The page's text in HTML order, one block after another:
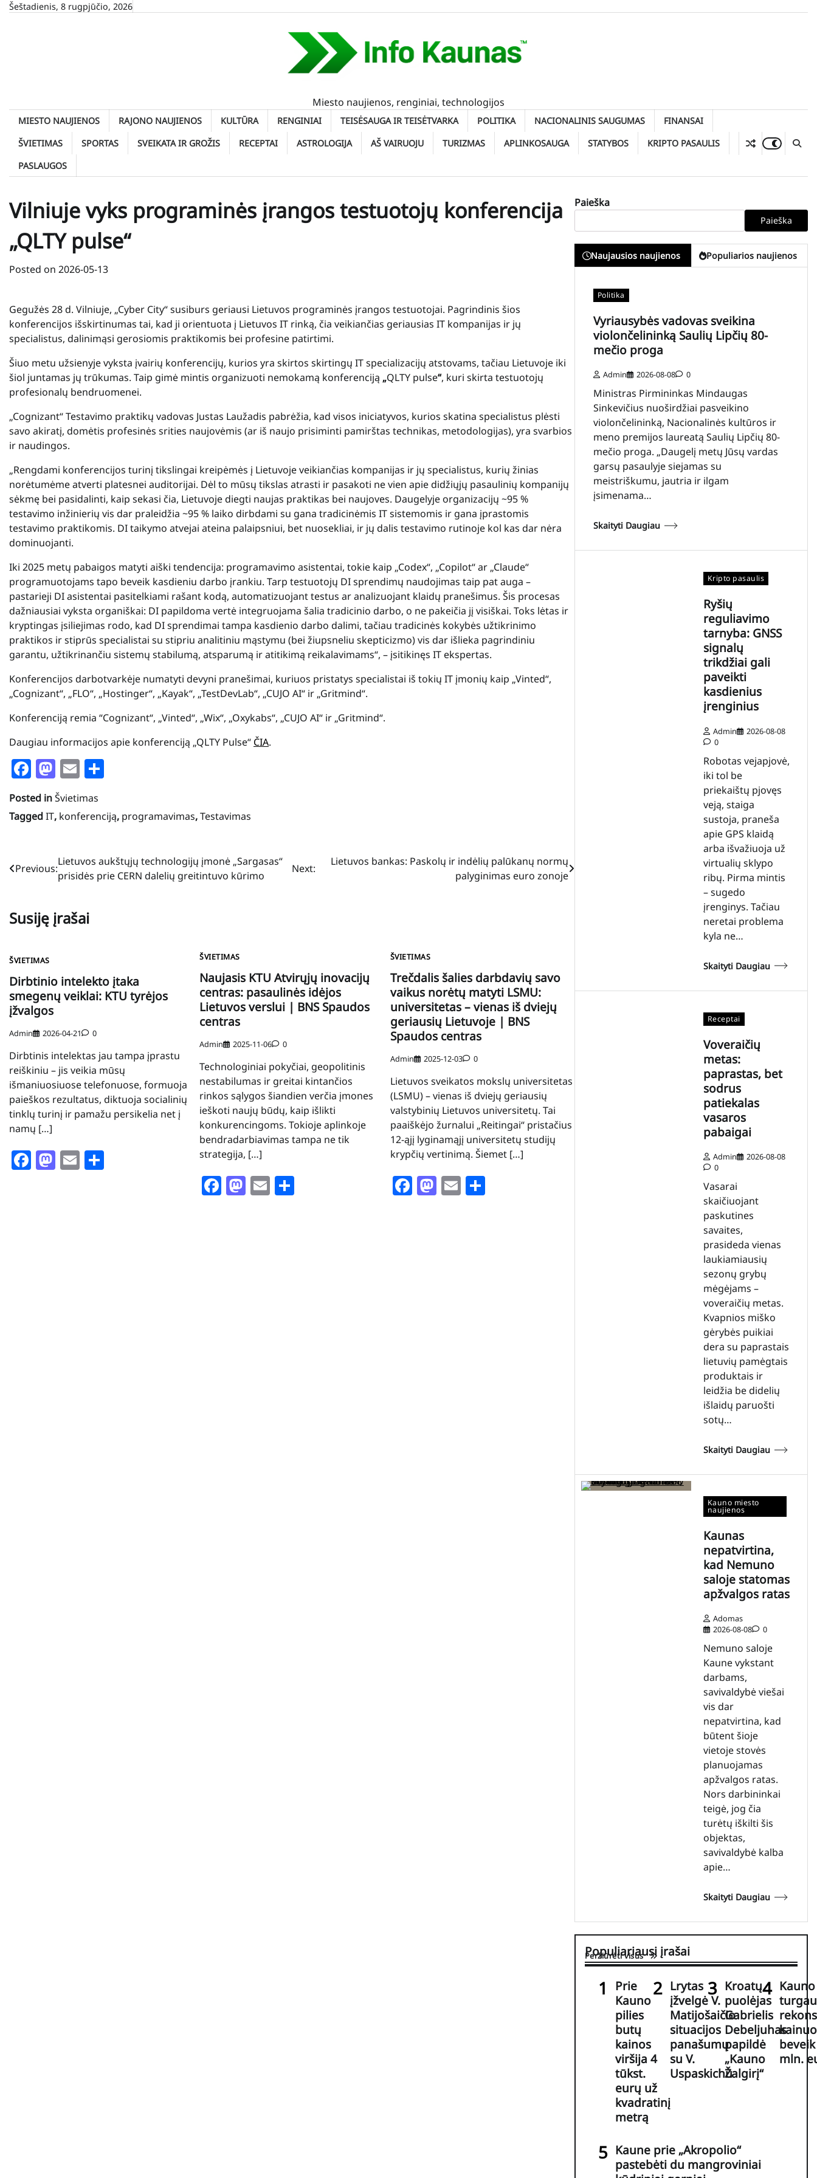
SkipŠeštadienis, 8 rugpjūčio, 2026
Miesto naujienos, renginiai, technologijos
MIESTO NAUJIENOS RAJONO NAUJIENOS KULTŪRA RENGINIAI TEISĖSAUGA IR TEISĖTVARKA POLITIKA NACIONALINIS SAUGUMAS
FINANSAI
ŠVIETIMAS
SPORTAS SVEIKATA IR GROŽIS RECEPTAI ASTROLOGIJA AŠ VAIRUOJU TURIZMAS APLINKOSAUGA STATYBOS
KRIPTO PASAULIS
PASLAUGOS
Vilniuje vyks programinės įrangos testuotojų konferencija
„QLTY pulse“
Posted on 2026-05-13
Gegužės 28 d. Vilniuje, „Cyber City“ susiburs geriausi Lietuvos programinės įrangos testuotojai. Pagrindinis šios
konferencijos išskirtinumas tai, kad ji orientuota į Lietuvos IT rinką, čia veikiančias geriausias IT kompanijas ir jų
specialistus, dalinimąsi gerosiomis praktikomis bei profesine patirtimi.
Šiuo metu užsienyje vyksta įvairių konferencijų, kurios yra skirtos skirtingų IT specializacijų atstovams, tačiau Lietuvoje iki
šiol juntamas jų trūkumas. Taip gimė mintis organizuoti nemokamą konferenciją „QLTY pulse“, kuri skirta testuotojų
profesionalų bendruomenei.
„Cognizant“ Testavimo praktikų vadovas Justas Laužadis pabrėžia, kad visos iniciatyvos, kurios skatina specialistus plėsti
savo akiratį, domėtis profesinės srities naujovėmis (ar iš naujo prisiminti pamirštas technikas, metodologijas), yra svarbios
ir naudingos.
„Rengdami konferencijos turinį tikslingai kreipėmės į Lietuvoje veikiančias kompanijas ir jų specialistus, kurių žinias
norėtumėme atverti platesnei auditorijai. Dėl to mūsų tikslas atrasti ir pasakoti ne vien apie didžiųjų pasaulinių kompanijų
sėkmę bei pasidalinti, kaip sekasi čia, Lietuvoje diegti naujas praktikas bei naujoves. Daugelyje organizacijų ~95 %
testavimo inžinierių vis dar praleidžia ~95 % laiko dirbdami su gana tradicinėmis IT sistemomis ir gana įprastomis
testavimo praktikomis. DI taikymo atvejai ateina palaipsniui, bet nuosekliai, ir jų dalis testavimo rutinoje kol kas dar nėra
dominuojanti.
Iki 2025 metų pabaigos matyti aiški tendencija: programavimo asistentai, tokie kaip „Codex“, „Copilot“ ar „Claude“
programuotojams tapo beveik kasdieniu darbo įrankiu. Tarp testuotojų DI sprendimų naudojimas taip pat auga –
pastarieji DI asistentai pasitelkiami rašant kodą, automatizuojant testus ar analizuojant klaidų pranešimus. Šis procesas
dažniausiai vyksta organiškai: DI papildoma vertė integruojama šalia tradicinio darbo, o ne pakeičia jį visiškai. Toks lėtas ir
kryptingas įsiliejimas rodo, kad DI sprendimai tampa kasdienio darbo dalimi, tačiau tradicinės kokybės užtikrinimo
praktikos ir stiprūs specialistai su stipriu analitiniu mąstymu (bei žiupsneliu skepticizmo) vis dar išlieka pagrindiniu
garantu, užtikrinančiu sistemų stabilumą, atsparumą ir atitikimą reikalavimams“, – įsitikinęs IT ekspertas.
Konferencijos darbotvarkėje numatyti devyni pranešimai, kuriuos pristatys specialistai iš tokių IT įmonių kaip „Vinted“,
„Cognizant“, „FLO“, „Hostinger“, „Kayak“, „TestDevLab“, „CUJO AI“ ir „Gritmind“.
Konferenciją remia “Cognizant“, „Vinted“, „Wix“, „Oxykabs“, „CUJO AI“ ir „Gritmind“.
Daugiau informacijos apie konferenciją „QLTY Pulse“ ČIA.
Facebook
Mastodon
Email
Posted inŠvietimas
TaggedIT, konferenciją, programavimas,Testavimas
Navigacija
įrašų
Previous:
Lietuvos aukštųjų technologijų įmonė „Sargasas“
prisidės prie CERN dalelių greitintuvo kūrimo
Next:
Lietuvos bankas: Paskolų ir indėlių palūkanų normų
palyginimas euro zonoje
Susiję įrašai
ŠVIETIMAS
Dirbtinio intelekto įtaka
smegenų veiklai: KTU tyrėjos
įžvalgos
Admin 2026-04-21 0
Dirbtinis intelektas jau tampa įprastu
reiškiniu – jis veikia mūsų
išmaniuosiuose telefonuose, formuoja
paieškos rezultatus, diktuoja socialinių
tinklų turinį ir pamažu persikelia net į
namų […]
Facebook
Mastodon
Email
ŠVIETIMAS
Naujasis KTU Atvirųjų inovacijų
centras: pasaulinės idėjos
Lietuvos verslui | BNS Spaudos
centras
Admin 2025-11-06 0
Technologiniai pokyčiai, geopolitinis
nestabilumas ir greitai kintančios
rinkos sąlygos šiandien verčia įmones
ieškoti naujų būdų, kaip išlikti
konkurencingoms. Tokioje aplinkoje
bendradarbiavimas tampa ne tik
strategija, […]
Facebook
Mastodon
Email
ŠVIETIMAS
Trečdalis šalies darbdavių savo
vaikus norėtų matyti LSMU:
universitetas – vienas iš dviejų
geriausių Lietuvoje | BNS
Spaudos centras
Admin 2025-12-03 0
Lietuvos sveikatos mokslų universitetas
(LSMU) – vienas iš dviejų geriausių
valstybinių Lietuvos universitetų. Tai
paaiškėjo žurnalui „Reitingai“ pristačius
12-ąjį lyginamąjį universitetų studijų
krypčių vertinimą. Šiemet […]
Facebook
Mastodon
EmailShare
Paieška
Paieška
Naujausios naujienos Populiarios naujienos
Politika
Vyriausybės vadovas sveikina
violončelininką Saulių Lipčių 80-
mečio proga
Admin 2026-08-08 0
Ministras Pirmininkas Mindaugas
Sinkevičius nuoširdžiai pasveikino
violončelininką, Nacionalinės kultūros ir
meno premijos laureatą Saulių Lipčių 80-
mečio proga. „Daugelį metų Jūsų vardas
garsų pasaulyje siejamas su
meistriškumu, jautria ir ilgam
įsimenama…
Skaityti Daugiau
Kripto pasaulis
Ryšių
reguliavimo
tarnyba: GNSS
signalų
trikdžiai gali
paveikti
kasdienius
įrenginius
Admin
2026-08-08
0
Robotas vejapjovė,
iki tol be
priekaištų pjovęs
veją, staiga
sustoja, praneša
apie GPS klaidą
arba išvažiuoja už
virtualių sklypo
ribų. Pirma mintis
– sugedo
įrenginys. Tačiau
neretai problema
kyla ne…
Skaityti Daugiau
Receptai
Voveraičių
metas:
paprastas, bet
sodrus
patiekalas
vasaros
pabaigai
Admin
2026-08-08
0
Vasarai
skaičiuojant
paskutines
savaites,
prasideda vienas
laukiamiausių
sezonų grybų
mėgėjams –
voveraičių metas.
Kvapnios miško
gėrybės puikiai
dera su paprastais
lietuvių pamėgtais
produktais ir
leidžia be didelių
išlaidų paruošti
sotų…
Skaityti Daugiau
Kauno miesto
naujienos
Kaunas
nepatvirtina,
kad Nemuno
saloje statomas
apžvalgos ratas
Adomas
2026-08-08
0
Nemuno saloje
Kaune vykstant
darbams,
savivaldybė viešai
vis dar
nepatvirtina, kad
būtent šioje
vietoje stovės
planuojamas
apžvalgos ratas.
Nors darbininkai
teigė, jog čia
turėtų iškilti šis
objektas,
savivaldybė kalba
apie…
Skaityti Daugiau
Populiariausi įrašai
Peržiūrėti visus
Prie
Kauno
pilies
butų
kainos
viršija 4
tūkst.
eurų už
kvadratinį
metrą
Lrytas
įžvelgė V.
Matijošaičio
situacijos
panašumų
su V.
Uspaskichu
Kroatų
puolėjas
Gabrielis
Debeljuhas
papildė
„Kauno
Žalgirį“
mln.
Kaune prie „Akropolio“
pastebėti du mangroviniai